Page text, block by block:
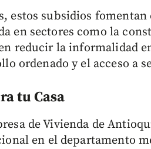
estos subsidios
en sectores como la
reducir la informalidad
ordenado y el acceso a
tu Casa
de Vivienda de
en el departamento